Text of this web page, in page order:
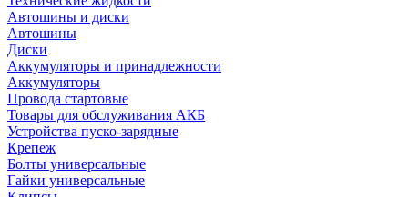
Автошины и диски
Автошины
Диски
Аккумуляторы и принадлежности
Аккумуляторы
Провода стартовые
Товары для обслуживания АКБ
Устройства пуско-зарядные
Крепеж
Болты универсальные
Гайки универсальные